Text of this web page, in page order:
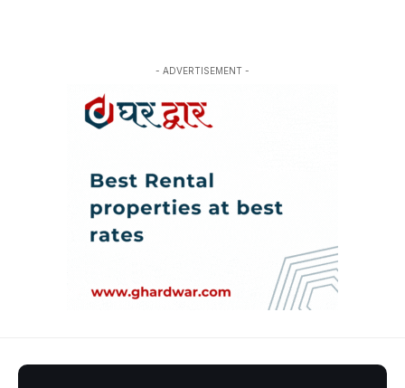
- ADVERTISEMENT -